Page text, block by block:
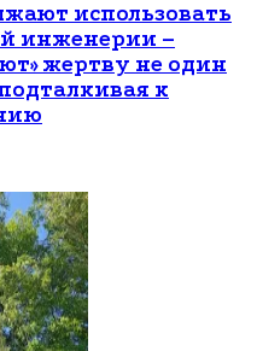
использовать
инженерии –
жертву не один
к